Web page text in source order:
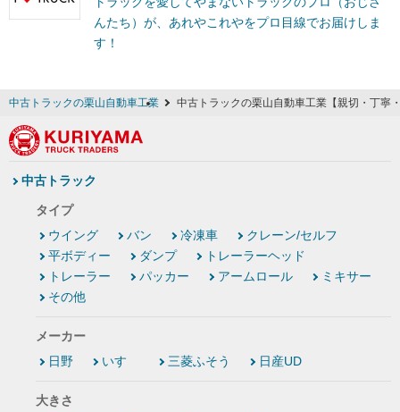
んたち）が、あれやこれやをプロ目線でお届けしま
す！
中古トラックの栗山自動車工業 中古トラックの栗山自動車工業【親切・丁寧
中古トラック
タイプ
ウイング
バン 冷凍車
クレーン/セルフ
平ボディー
ダンプ
トレーラーヘッド
トレーラー
パッカー アームロール
ミキサー
その他
メーカー
日野
いすゞ 三菱ふそう 日産UD
大きさ